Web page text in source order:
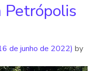
de junho de 2022) by